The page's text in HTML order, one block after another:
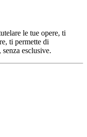
le tue opere, ti
ti permette di
esclusive.